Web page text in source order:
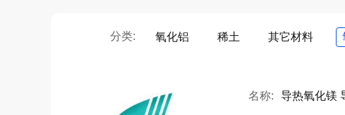
分类: 氧化铝 稀土 其它材料
名称: 导热氧化镁